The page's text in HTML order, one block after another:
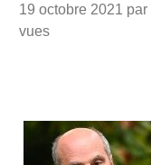
19 octobre 2021 par
vues